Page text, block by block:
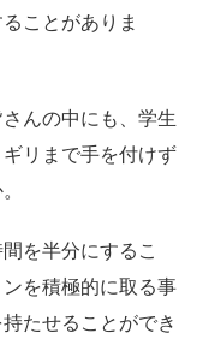
ことがありま
んの中にも、学生
リまで手を付けず
を半分にするこ
を積極的に取る事
たせることができ